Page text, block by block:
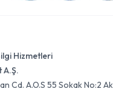
Hizmetleri
A.Ş.
Cd. A.O.S 55 Sokak No:2